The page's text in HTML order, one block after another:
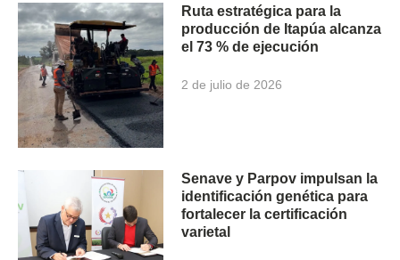
Ruta estratégica para la
producción de Itapúa alcanza
el 73 % de ejecución
2 de julio de 2026
Senave y Parpov impulsan la
identificación genética para
fortalecer la certificación
varietal